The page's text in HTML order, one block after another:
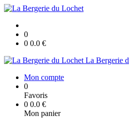
0
0 0.0 €
La Bergerie
Mon compte
0
Favoris
0 0.0 €
Mon panier